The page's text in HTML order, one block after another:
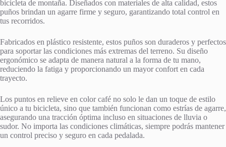
bicicleta de montaña. Diseñados con materiales de alta calidad, estos
puños brindan un agarre firme y seguro, garantizando total control en
tus recorridos.
Fabricados en plástico resistente, estos puños son duraderos y perfectos
para soportar las condiciones más extremas del terreno. Su diseño
ergonómico se adapta de manera natural a la forma de tu mano,
reduciendo la fatiga y proporcionando un mayor confort en cada
trayecto.
Los puntos en relieve en color café no solo le dan un toque de estilo
único a tu bicicleta, sino que también funcionan como estrías de agarre,
asegurando una tracción óptima incluso en situaciones de lluvia o
sudor. No importa las condiciones climáticas, siempre podrás mantener
un control preciso y seguro en cada pedalada.